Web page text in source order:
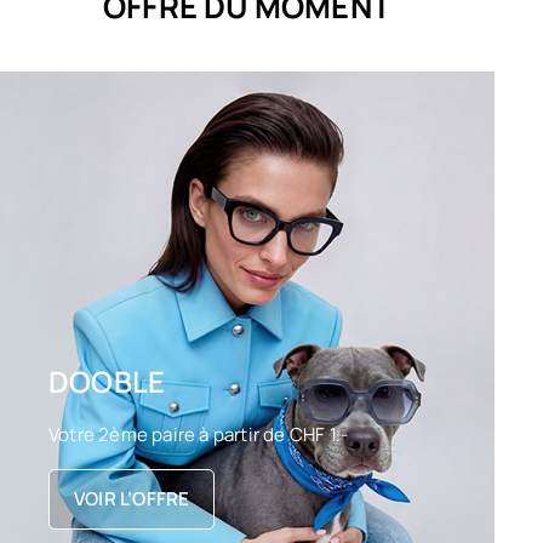
DOOBLE
Votre 2ème paire à partir de CHF 1.-
VOIR L’OFFRE